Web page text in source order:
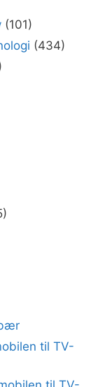
(101)
(434)
til TV-